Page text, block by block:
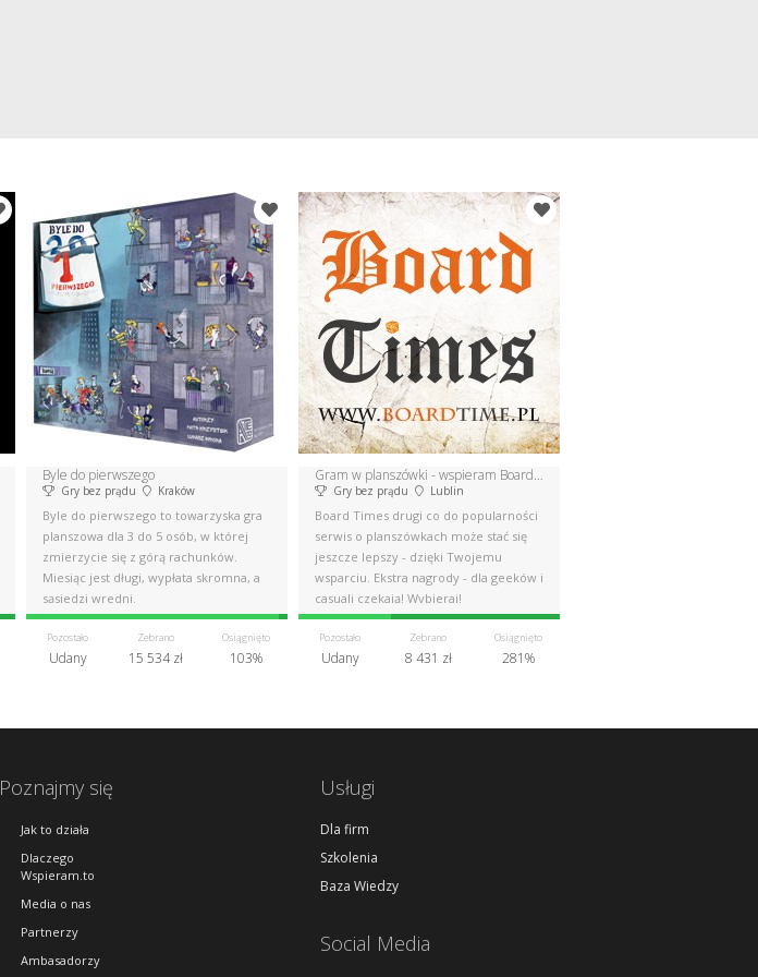
Byle do pierwszego
Gry bez prądu Kraków
Byle do pierwszego to towarzyska gra
planszowa dla 3 do 5 osób, w której
zmierzycie się z górą rachunków.
Miesiąc jest długi, wypłata skromna, a
sąsiedzi wredni.
Pozostało
Udany
Zebrano
15 534 zł
Osiągnięto
103%
Gram w planszówki - wspieram Board Times
Gry bez prądu Lublin
Board Times drugi co do popularności
serwis o planszówkach może stać się
jeszcze lepszy - dzięki Twojemu
wsparciu. Ekstra nagrody - dla geeków i
casuali czekają! Wybieraj!
Pozostało
Udany
Zebrano
8 431 zł
Osiągnięto
281%
Poznajmy się
Jak to działa
Dlaczego
Wspieram.to
Media o nas
Partnerzy
Ambasadorzy
Usługi
Dla firm
Szkolenia
Baza Wiedzy
Social Media